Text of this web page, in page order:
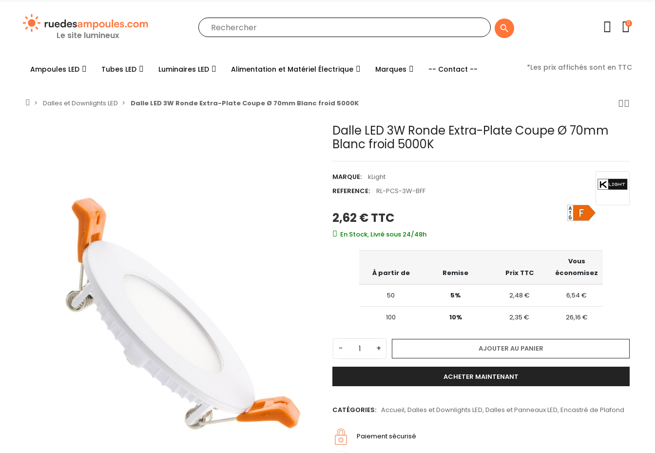
Le site lumineux

0
Ampoules LED Tubes LED Luminaires LED Alimentation et Matériel Électrique Marques -- Contact -- *Les prix affichés sont en TTC
Dalles et Downlights LED Dalle LED 3W Ronde Extra-Plate Coupe Ø 70mm Blanc froid 5000K
Dalle LED 3W Ronde Extra-Plate Coupe Ø 70mm
Blanc froid 5000K
MARQUE:
kLight
REFERENCE:
RL-PCS-3W-BFF
2,62 €TTC
En Stock, Livré sous 24/48h
À partir de Remise Prix TTC
Vous
économisez
50 5% 2,48 € 6,54 €
100 10% 2,35 € 26,16 €
- + AJOUTER AU PANIER
ACHETER MAINTENANT
CATÉGORIES: Accueil, Dalles et Downlights LED, Dalles et Panneaux LED, Encastré de Plafond
Paiement sécurisé